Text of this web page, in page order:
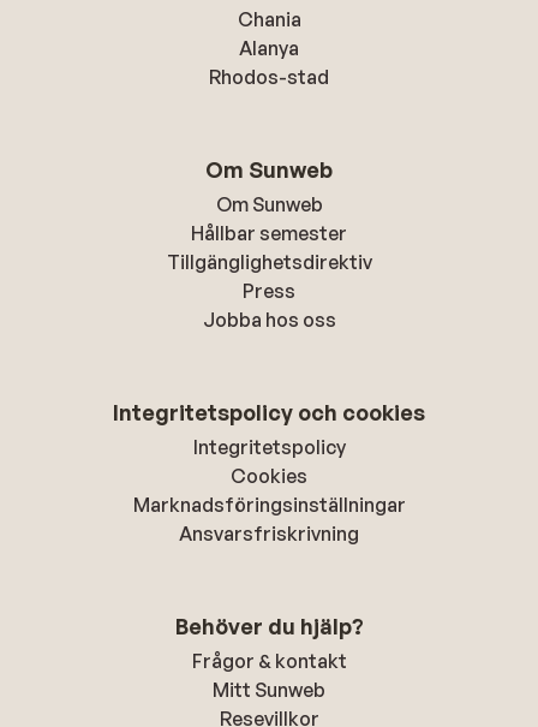
Chania
Alanya
Rhodos-stad
Om Sunweb
Om Sunweb
Hållbar semester
Tillgänglighetsdirektiv
Press
Jobba hos oss
Integritetspolicy och cookies
Integritetspolicy
Cookies
Marknadsföringsinställningar
Ansvarsfriskrivning
Behöver du hjälp?
Frågor & kontakt
Mitt Sunweb
Resevillkor